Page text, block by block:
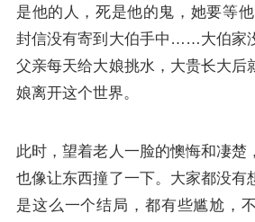
是他的人，死是他的鬼，她要等
封信没有寄到大伯手中……大伯家
父亲每天给大娘挑水，大贵长大后
娘离开这个世界。
此时，望着老人一脸的懊悔和凄楚
也像让东西撞了一下。大家都没有
是这么一个结局，都有些尴尬，